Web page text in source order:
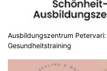
Ausbildungszentrum
Gesundheitstraining